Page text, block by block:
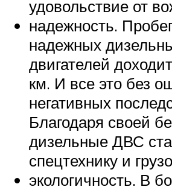
удовольствие от
надежность.
надежных
двигателей
км. И все это без
негативных
Благодаря своей
дизельные ДВС
спецтехнику и
экологичность. В